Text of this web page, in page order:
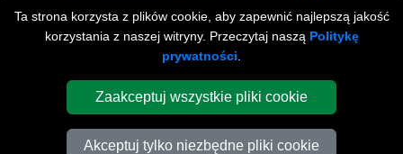
Ta strona korzysta z plików cookie, aby zapewnić najlepszą jakość
korzystania z naszej witryny. Przeczytaj naszą Politykę
prywatności
Zaakceptuj wszystkie pliki cookie
Akceptuj tylko niezbędne pliki cookie